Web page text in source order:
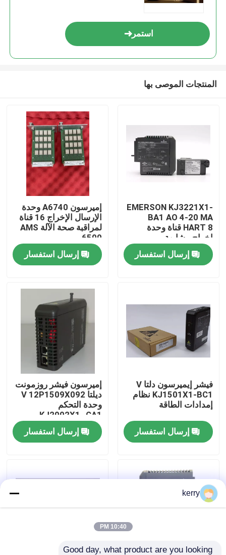
المنزل
فيديوهات
معلومات عنا
جولة في المعمل
رقابة جودة
مدونة
ABB 800xa
استمر
المنتجات الموصى بها
EMERSON KJ3221X1-
BA1 AO 4-20 MA
HART 8 قناة وحدة
إخراج مشابهة
إرسال استفسار
إميرسون A6740 وحدة
الإرسال الإخراج 16 قناة
لمراقبة صحة الآلة AMS
6500
إرسال استفسار
فيشر إيميرسون دلتا V
KJ1501X1-BC1 نظام
إمدادات الطاقة
إرسال استفسار
إميرسون فيشر روزمونت
ديلتا V 12P1509X092
وحدة التحكم
KJ2002X1- CA1
إرسال استفسار
kerry
10:40 PM
Good day, what product are you looking